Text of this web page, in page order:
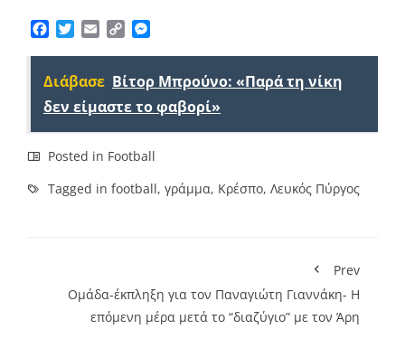
Facebook
TwitterEmailCopy
Διάβασε Βίτορ Μπρούνο: «Παρά τη νίκη
δεν είμαστε το φαβορί»
Posted in Football
Tagged in football, γράμμα, Κρέσπο, Λευκός Πύργος
Prev
Ομάδα-έκπληξη για τον Παναγιώτη Γιαννάκη- Η
επόμενη μέρα μετά το “διαζύγιο” με τον Άρη